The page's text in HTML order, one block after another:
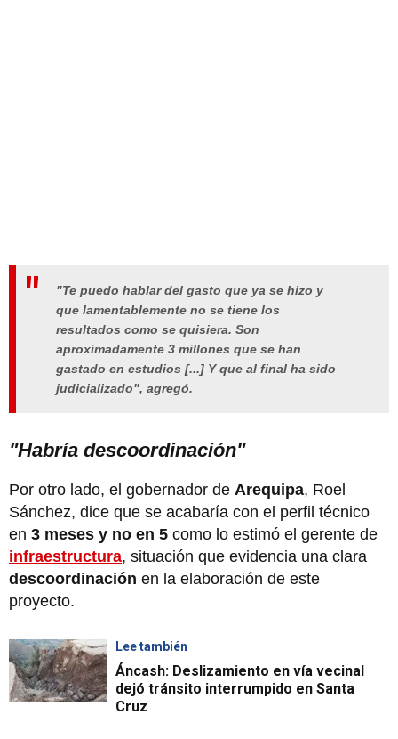
"Te puedo hablar del gasto que ya se hizo y
que lamentablemente no se tiene los
resultados como se quisiera. Son
aproximadamente 3 millones que se han
gastado en estudios [...] Y que al final ha sido
judicializado", agregó.
"Habría descoordinación"
Por otro lado, el gobernador de Arequipa, Roel
Sánchez, dice que se acabaría con el perfil técnico
en 3 meses y no en 5 como lo estimó el gerente de
infraestructura, situación que evidencia una clara
descoordinación en la elaboración de este
proyecto.
Lee también
Áncash: Deslizamiento en vía vecinal
dejó tránsito interrumpido en Santa
Cruz